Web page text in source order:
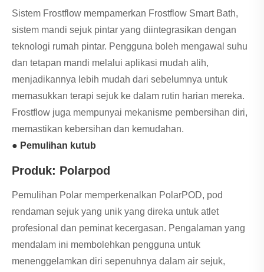
Sistem Frostflow mempamerkan Frostflow Smart Bath,
sistem mandi sejuk pintar yang diintegrasikan dengan
teknologi rumah pintar. Pengguna boleh mengawal suhu
dan tetapan mandi melalui aplikasi mudah alih,
menjadikannya lebih mudah dari sebelumnya untuk
memasukkan terapi sejuk ke dalam rutin harian mereka.
Frostflow juga mempunyai mekanisme pembersihan diri,
memastikan kebersihan dan kemudahan.
● Pemulihan kutub
Produk: Polarpod
Pemulihan Polar memperkenalkan PolarPOD, pod
rendaman sejuk yang unik yang direka untuk atlet
profesional dan peminat kecergasan. Pengalaman yang
mendalam ini membolehkan pengguna untuk
menenggelamkan diri sepenuhnya dalam air sejuk,